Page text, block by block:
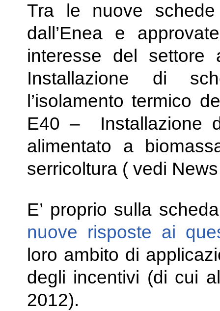
Tra le nuove schede
dall’Enea e
interesse del
Installazione di
l’isolamento termico
E40 – Installazione
alimentato a
serricoltura ( vedi
E’ proprio sulla
nuove risposte ai
loro ambito di
degli incentivi (di cui
2012).